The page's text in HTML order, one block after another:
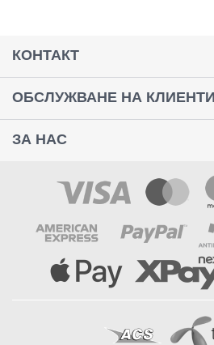
КОНТАКТ
ОБСЛУЖВАНЕ НА КЛИЕНТИ
ЗА НАС